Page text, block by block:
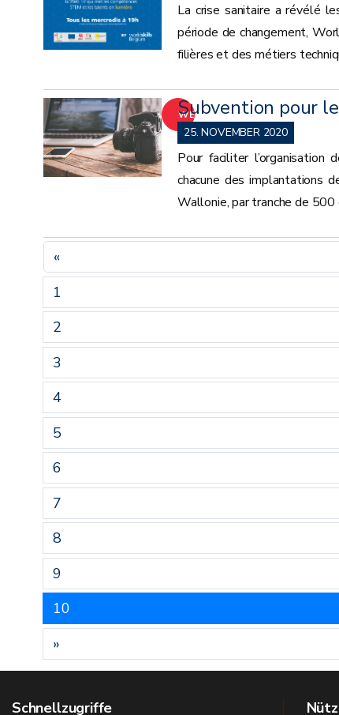
La crise sanitaire a révélé
période de changement,
filières et des métiers
WEITER
Subvention pour
25. NOVEMBER 2020
Pour faciliter
chacune des implantations
Wallonie, par tranche de 500
«
1
2
3
4
5
6
7
8
9
10
»
Schnellzugriffe